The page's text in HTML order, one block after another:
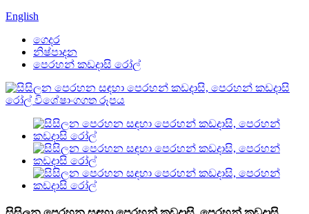
English
ගෙදර
නිෂ්පාදන
පෙරහන් කඩදාසි රෝල්